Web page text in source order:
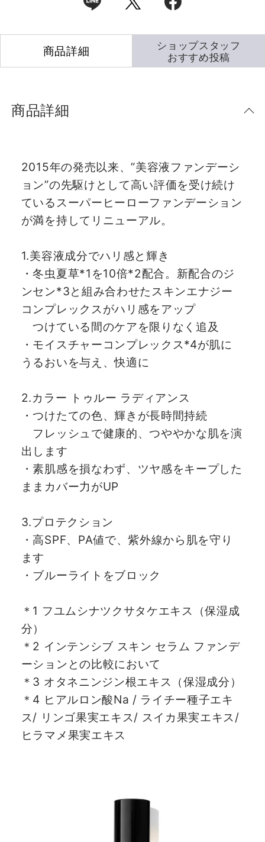
商品詳細
商品詳細
2015年の発売以来、”美容液ファンデーシ
ョン”の先駆けとして高い評価を受け続け
ているスーパーヒーローファンデーション
が満を持してリニューアル。
1.美容液成分でハリ感と輝き
・冬虫夏草*1を10倍*2配合。新配合のジ
ンセン*3と組み合わせたスキンエナジー
コンプレックスがハリ感をアップ
つけている間のケアを限りなく追及
・モイスチャーコンプレックス*4が肌に
うるおいを与え、快適に
2.カラー トゥルー ラディアンス
・つけたての色、輝きが長時間持続
フレッシュで健康的、つややかな肌を演
出します
・素肌感を損なわず、ツヤ感をキープした
ままカバー力がUP
3.プロテクション
・高SPF、PA値で、紫外線から肌を守り
ます
・ブルーライトをブロック
＊1 フユムシナツクサタケエキス（保湿成
分）
＊2 インテンシブ スキン セラム ファンデ
ーションとの比較において
＊3 オタネニンジン根エキス（保湿成分）
＊4 ヒアルロン酸Na / ライチー種子エキ
ス/ リンゴ果実エキス/ スイカ果実エキス/
ヒラマメ果実エキス
ショップスタッフ
おすすめ投稿